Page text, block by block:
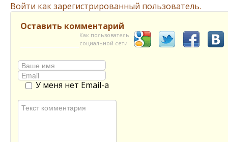
Войти как зарегистрированный пользователь.
Оставить комментарий
Как пользователь
социальной сети
У меня нет Email-а